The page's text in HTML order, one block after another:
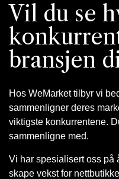
Vil du se
bransjen
Hos WeMarket tilbyr vi
sammenligner deres
viktigste konkurrentene.
sammenligne med.
Vi har spesialisert oss på
skape vekst for